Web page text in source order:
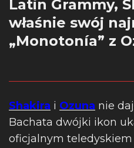
Latin Grammy,
właśnie swój
„Monotonía” z
Shakira i Ozuna nie
Bachata dwójki ikon
oficjalnym